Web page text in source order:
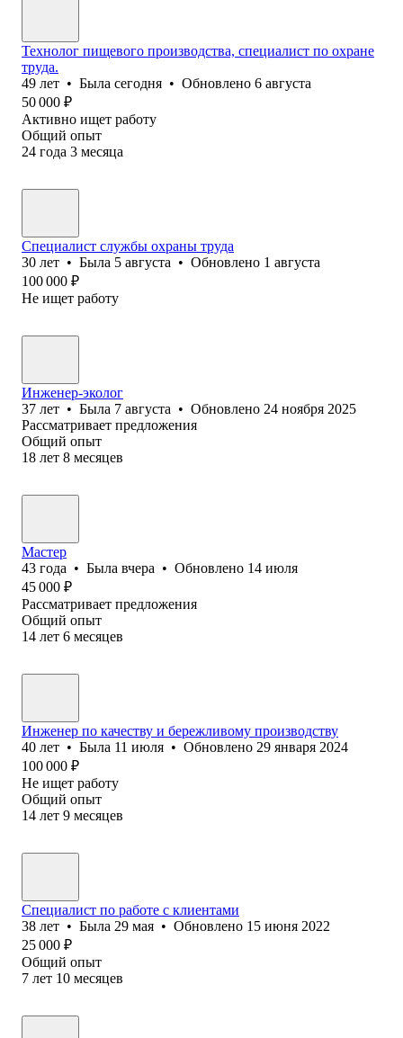
Технолог пищевого производства, специалист по охране
труда.
49 лет • Была сегодня • Обновлено 6 августа
50 000 ₽
Активно ищет работу
Общий опыт
24 года 3 месяца
Специалист службы охраны труда
30 лет • Была 5 августа • Обновлено 1 августа
100 000 ₽
Не ищет работу
Инженер-эколог
37 лет • Была 7 августа • Обновлено 24 ноября 2025
Рассматривает предложения
Общий опыт
18 лет 8 месяцев
Мастер
43 года • Была вчера • Обновлено 14 июля
45 000 ₽
Рассматривает предложения
Общий опыт
14 лет 6 месяцев
Инженер по качеству и бережливому производству
40 лет • Была 11 июля • Обновлено 29 января 2024
100 000 ₽
Не ищет работу
Общий опыт
14 лет 9 месяцев
Специалист по работе с клиентами
38 лет • Была 29 мая • Обновлено 15 июня 2022
25 000 ₽
Общий опыт
7 лет 10 месяцев